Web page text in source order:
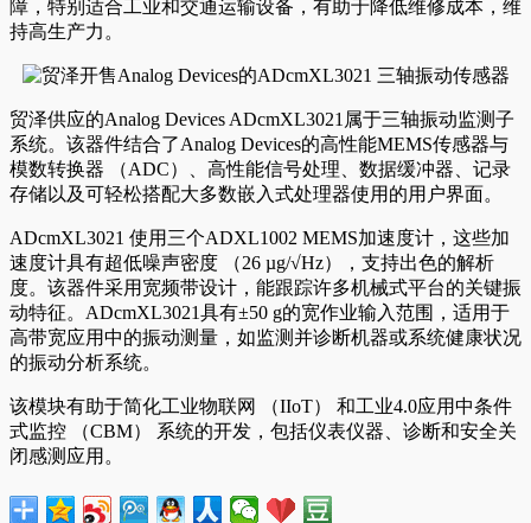
障，特别适合工业和交通运输设备，有助于降低维修成本，维
持高生产力。
贸泽供应的Analog Devices ADcmXL3021属于三轴振动监测子
系统。该器件结合了Analog Devices的高性能MEMS传感器与
模数转换器 （ADC）、高性能信号处理、数据缓冲器、记录
存储以及可轻松搭配大多数嵌入式处理器使用的用户界面。
ADcmXL3021 使用三个ADXL1002 MEMS加速度计，这些加
速度计具有超低噪声密度 （26 µg/√Hz），支持出色的解析
度。该器件采用宽频带设计，能跟踪许多机械式平台的关键振
动特征。ADcmXL3021具有±50 g的宽作业输入范围，适用于
高带宽应用中的振动测量，如监测并诊断机器或系统健康状况
的振动分析系统。
该模块有助于简化工业物联网 （IIoT） 和工业4.0应用中条件
式监控 （CBM） 系统的开发，包括仪表仪器、诊断和安全关
闭感测应用。